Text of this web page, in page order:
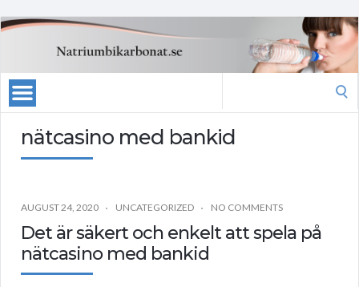
nätcasino med bankid
AUGUST 24, 2020 UNCATEGORIZED NO COMMENTS
Det är säkert och enkelt att spela på
nätcasino med bankid